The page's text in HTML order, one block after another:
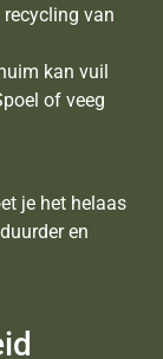
recycling van
kan vuil
of veeg
je het helaas
en